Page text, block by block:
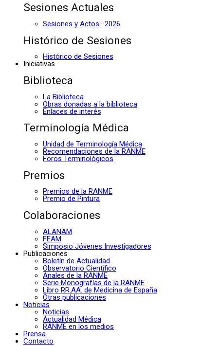
Sesiones Actuales
Sesiones y Actos · 2026
Histórico de Sesiones
Histórico de Sesiones
Iniciativas
Biblioteca
La Biblioteca
Obras donadas a la biblioteca
Enlaces de interés
Terminología Médica
Unidad de Terminología Médica
Recomendaciones de la RANME
Foros Terminológicos
Premios
Premios de la RANME
Premio de Pintura
Colaboraciones
ALANAM
FEAM
Simposio Jóvenes Investigadores
Publicaciones
Boletín de Actualidad
Observatorio Científico
Anales de la RANME
Serie Monografías de la RANME
Libro RR.AA. de Medicina de España
Otras publicaciones
Noticias
Noticias
Actualidad Médica
RANME en los medios
Prensa
Contacto